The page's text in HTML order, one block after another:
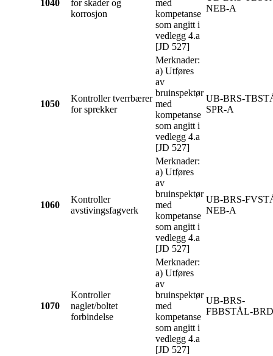
1040
for skader og
korrosjon
med
kompetanse
som angitt i
vedlegg 4.a
[JD 527]
NEB-A
1050
Kontroller tverrbærer
for sprekker
Merknader:
a) Utføres
av
bruinspektør
med
kompetanse
som angitt i
vedlegg 4.a
[JD 527]
UB-BRS-
SPR-A
1060
Kontroller
avstivingsfagverk
Merknader:
a) Utføres
av
bruinspektør
med
kompetanse
som angitt i
vedlegg 4.a
[JD 527]
UB-BRS-
NEB-A
1070
Kontroller
naglet/boltet
forbindelse
Merknader:
a) Utføres
av
bruinspektør
med
kompetanse
som angitt i
vedlegg 4.a
[JD 527]
UB-BRS-
FBBSTÅL-